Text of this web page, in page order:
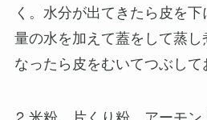
く。水分が出てきたら皮を
量の水を加えて蓋をして蒸し
なったら皮をむいてつぶして